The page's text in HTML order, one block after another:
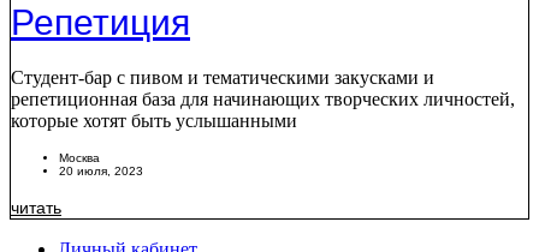
Репетиция
Студент-бар с пивом и тематическими закусками и
репетиционная база для начинающих творческих личностей,
которые хотят быть услышанными
Москва
20 июля, 2023
читать